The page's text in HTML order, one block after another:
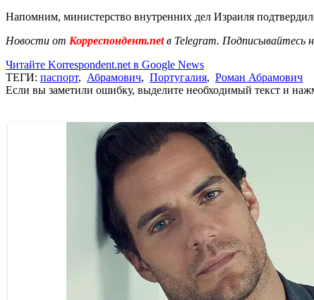
Напомним, министерство внутренних дел Израиля
Новости от Корреспондент.netв Telegram. Подписывайтесь
Читайте Korrespondent.net в Google News
ТЕГИ: паспорт, Абрамович, Португалия, Роман Абрамович
Если вы заметили ошибку, выделите необходимый текст и